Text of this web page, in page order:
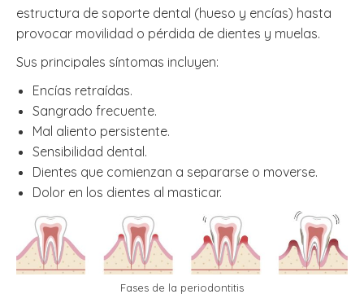
estructura de soporte dental (hueso y encías) hasta
provocar movilidad o pérdida de dientes y muelas.
Sus principales síntomas incluyen:
Encías retraídas.
Sangrado frecuente.
Mal aliento persistente.
Sensibilidad dental.
Dientes que comienzan a separarse o moverse.
Dolor en los dientes al masticar.
Fases de la periodontitis